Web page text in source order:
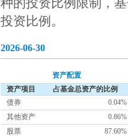
种的投资比例限制，
投资比例。
2026-06-30
资产配置
资产项目
占基金总资产的比例
债券
0.04%
其他资产
0.86%
股票
87.60%